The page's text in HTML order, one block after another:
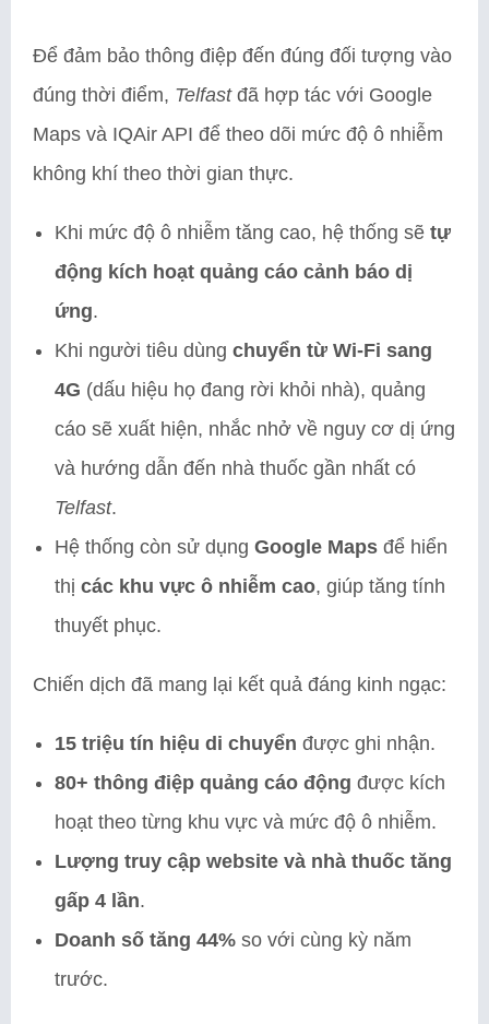
Để đảm bảo thông điệp đến đúng đối tượng vào
đúng thời điểm, Telfastđã hợp tác với Google
Maps và IQAir API để theo dõi mức độ ô nhiễm
không khí theo thời gian thực.
Khi mức độ ô nhiễm tăng cao, hệ thống sẽ tự
động kích hoạt quảng cáo cảnh báo dị
ứng.
Khi người tiêu dùng chuyển từ Wi-Fi sang
4G (dấu hiệu họ đang rời khỏi nhà), quảng
cáo sẽ xuất hiện, nhắc nhở về nguy cơ dị ứng
và hướng dẫn đến nhà thuốc gần nhất có
Telfast.
Hệ thống còn sử dụng Google Maps để hiển
thị các khu vực ô nhiễm cao, giúp tăng tính
thuyết phục.
Chiến dịch đã mang lại kết quả đáng kinh ngạc:
15 triệu tín hiệu di chuyển được ghi nhận.
80+ thông điệp quảng cáo động được kích
hoạt theo từng khu vực và mức độ ô nhiễm.
Lượng truy cập website và nhà thuốc tăng
gấp 4 lần.
Doanh số tăng 44% so với cùng kỳ năm
trước.